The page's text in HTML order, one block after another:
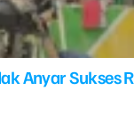
Anyar Sukses